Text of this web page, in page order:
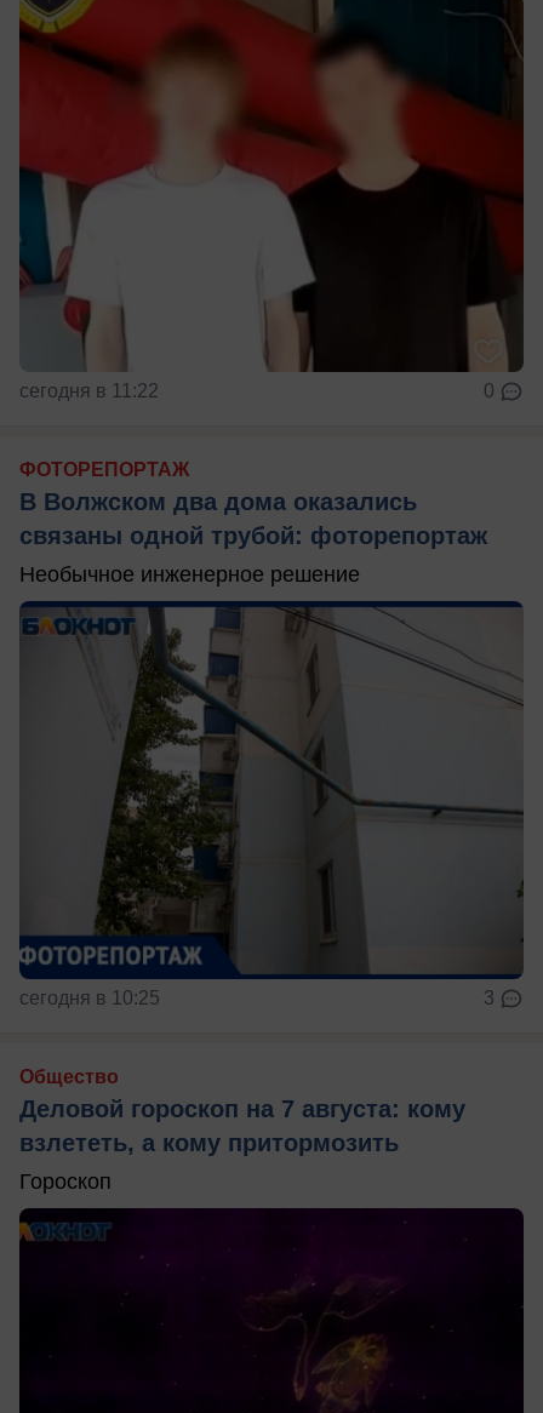
сегодня в 11:22 0
ФОТОРЕПОРТАЖ
В Волжском два дома оказались
связаны одной трубой: фоторепортаж
Необычное инженерное решение
сегодня в 10:25 3
Общество
Деловой гороскоп на 7 августа: кому
взлететь, а кому притормозить
Гороскоп